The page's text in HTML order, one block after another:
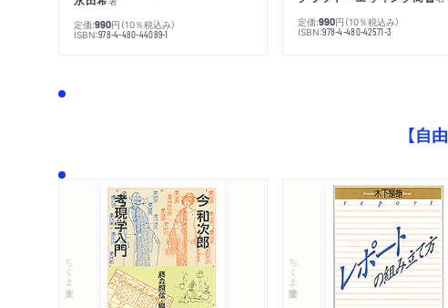
定価:990円 （10％税込み）
ISBN:978-4-480-44089-1
定価:990円 （10％税込み）
ISBN:978-4-480-42571-3
【自
ちくま文庫 ちくま学芸文庫